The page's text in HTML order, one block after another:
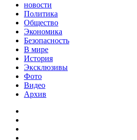
новости
Политика
Общество
Экономика
Безопасность
В мире
История
Эксклюзивы
Фото
Видео
Архив